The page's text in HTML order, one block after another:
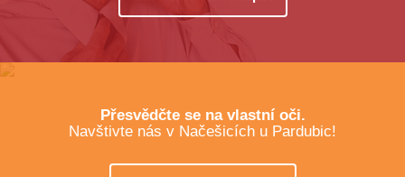
Přesvědčte se na vlastní oči.
Navštivte nás v Načešicích u Pardubic!